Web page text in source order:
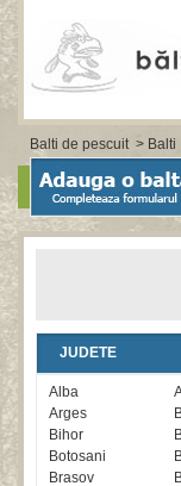
Balti de pescuit> Balti
JUDETE
Alba
Arges
Bihor
Botosani
Brasov